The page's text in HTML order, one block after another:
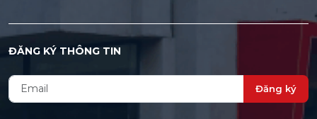
ĐĂNG KÝ THÔNG TIN
Đăng ký